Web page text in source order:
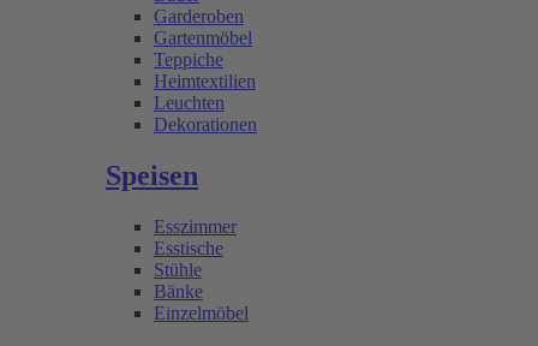
Garderoben
Gartenmöbel
Teppiche
Heimtextilien
Leuchten
Dekorationen
Speisen
Esszimmer
Esstische
Stühle
Bänke
Einzelmöbel